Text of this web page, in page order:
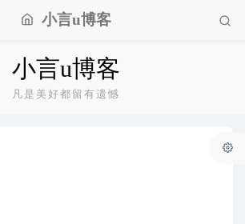
小言u博客
小言u博客
凡是美好都留有遗憾